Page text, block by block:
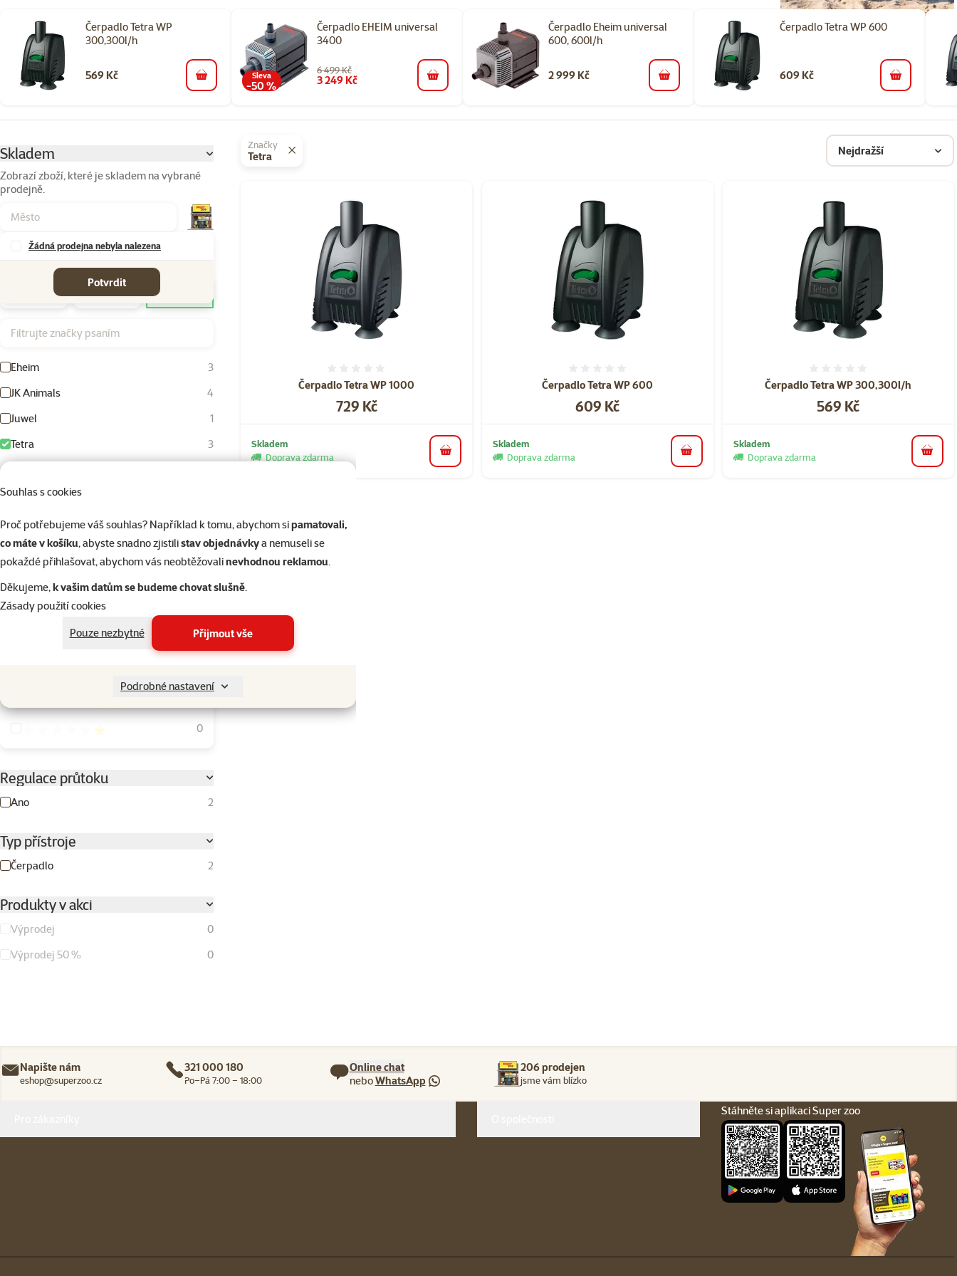
Souhlas s cookies
Proč potřebujeme váš souhlas? Například k tomu, abychom sipamatovali,
co máte v košíku, abyste snadno zjistilistav objednávkya nemuseli se
pokaždé přihlašovat, abychom vás neobtěžovalinevhodnou reklamou.
Děkujeme,k vašim datům se budeme chovat slušně.
Zásady použití cookies
Pouze nezbytné
Přijmout vše
Podrobné nastavení
Čerpadlo Tetra WP
300,300l/h
569 Kč do košíku
Čerpadlo EHEIM universal
3400
6 499 Kč
3 249 Kč
Sleva
-50 % do košíku
Čerpadlo Eheim universal
600, 600l/h
2 999 Kč do košíku
Čerpadlo Tetra WP 600
609 Kč do košíku
Skladem
Zobrazí zboží, které je skladem na vybrané
prodejně.
Žádná prodejna nebyla nalezena
Potvrdit
Filtrujte značky psaním
Eheim
3
JK Animals
4
Juwel
1
Tetra
3
124 Kč 3 249 Kč
Hodnocení
Hodnocení 100%
0
Hodnocení 80%
0
Hodnocení 20%
0
Regulace průtoku
Ano 2
Typ přístroje
Čerpadlo 2
Produkty v akci
Výprodej
0
Výprodej 50 %
0
Vybrané filtry
Značky
Tetra Nejdražší
Čerpadlo Tetra WP 1000
Cena
729 Kč
Skladem
Doprava zdarma
do košíku
Čerpadlo Tetra WP 600
Cena
609 Kč
Skladem
Doprava zdarma
do košíku
Čerpadlo Tetra WP 300,300l/h
Cena
569 Kč
Skladem
Doprava zdarma
do
Napište nám
eshop@superzoo.cz
321 000 180
Po–Pá 7:00 – 18:00
Online chat
neboWhatsApp
206 prodejen
jsme vám blízko
Stáhněte si aplikaci Super zoo